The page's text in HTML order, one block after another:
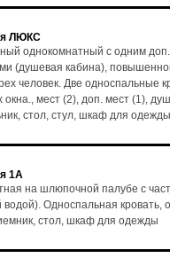
ЛЮКС
однокомнатный с одним
(душевая кабина),
человек. Две односпальные
мест (2), доп. мест (1),
стол, стул, шкаф для одежды
1А
на шлюпочной палубе с
водой). Односпальная кровать,
стол, шкаф для одежды